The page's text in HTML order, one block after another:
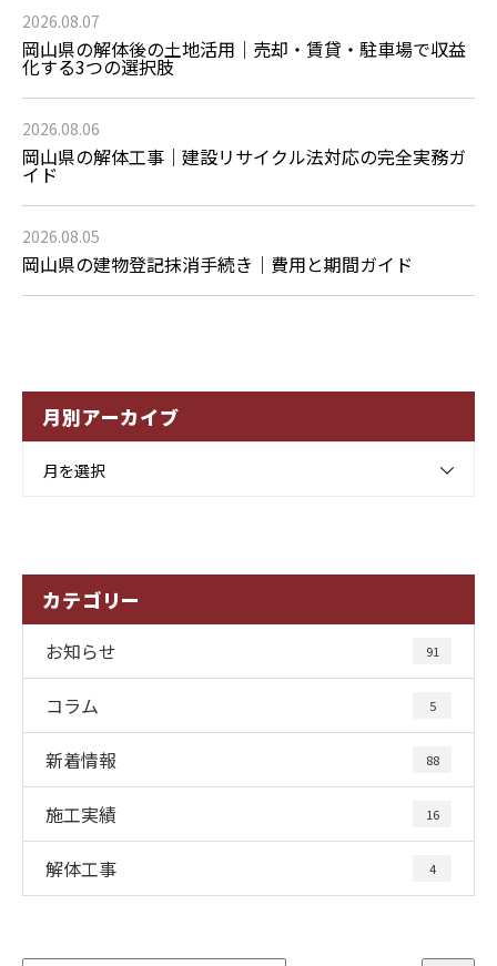
2026.08.07
岡山県の解体後の土地活用｜売却・賃貸・駐車場で収益
化する3つの選択肢
2026.08.06
岡山県の解体工事｜建設リサイクル法対応の完全実務ガ
イド
2026.08.05
岡山県の建物登記抹消手続き｜費用と期間ガイド
月別アーカイブ
月を選択
カテゴリー
お知らせ 91
コラム 5
新着情報 88
施工実績 16
解体工事 4